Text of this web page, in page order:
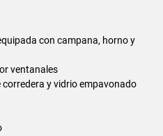
con campana, horno y
ventanales
y vidrio empavonado